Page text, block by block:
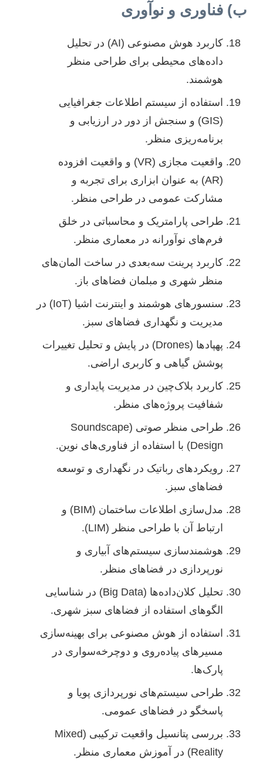
ب) فناوری و نوآوری
کاربرد هوش مصنوعی (AI) در تحلیل
داده‌های محیطی برای طراحی منظر
هوشمند.
استفاده از سیستم اطلاعات جغرافیایی
(GIS) و سنجش از دور در ارزیابی و
برنامه‌ریزی منظر.
واقعیت مجازی (VR) و واقعیت افزوده
(AR) به عنوان ابزاری برای تجربه و
مشارکت عمومی در طراحی منظر.
طراحی پارامتریک و محاسباتی در خلق
فرم‌های نوآورانه در معماری منظر.
کاربرد پرینت سه‌بعدی در ساخت المان‌های
منظر شهری و مبلمان فضاهای باز.
سنسورهای هوشمند و اینترنت اشیا (IoT) در
مدیریت و نگهداری فضاهای سبز.
پهپادها (Drones) در پایش و تحلیل تغییرات
پوشش گیاهی و کاربری اراضی.
کاربرد بلاک‌چین در مدیریت پایداری و
شفافیت پروژه‌های منظر.
طراحی منظر صوتی (Soundscape
Design) با استفاده از فناوری‌های نوین.
رویکردهای رباتیک در نگهداری و توسعه
فضاهای سبز.
مدل‌سازی اطلاعات ساختمان (BIM) و
ارتباط آن با طراحی منظر (LIM).
هوشمندسازی سیستم‌های آبیاری و
نورپردازی در فضاهای منظر.
تحلیل کلان‌داده‌ها (Big Data) در شناسایی
الگوهای استفاده از فضاهای سبز شهری.
استفاده از هوش مصنوعی برای بهینه‌سازی
مسیرهای پیاده‌روی و دوچرخه‌سواری در
پارک‌ها.
طراحی سیستم‌های نورپردازی پویا و
پاسخگو در فضاهای عمومی.
بررسی پتانسیل واقعیت ترکیبی (Mixed
Reality) در آموزش معماری منظر.